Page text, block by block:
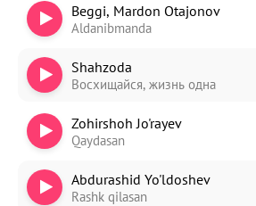
Beggi, Mardon Otajonov
Aldanibmanda
Shahzoda
Восхищайся, жизнь одна
Zohirshoh Jo'rayev
Qaydasan
Abdurashid Yo'ldoshev
Rashk qilasan